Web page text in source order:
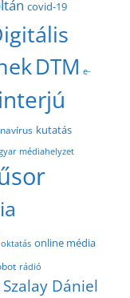
covid-19
DTM e-
interjú
kutatás
médiahelyzet
oktatás online média
rádió
Szalay Dániel